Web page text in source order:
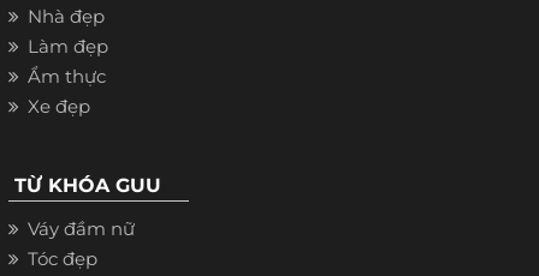
Nhà đẹp
Làm đẹp
Ẩm thực
Xe đẹp
TỪ KHÓA GUU
Váy đầm nữ
Tóc đẹp